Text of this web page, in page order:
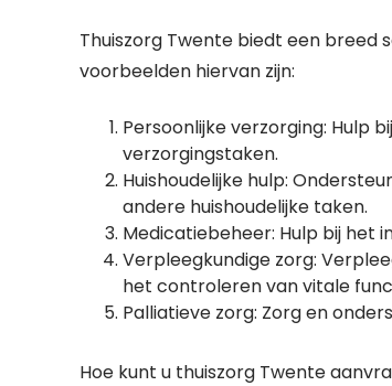
Thuiszorg Twente biedt een breed
voorbeelden hiervan zijn:
Persoonlijke verzorging: Hulp
verzorgingstaken.
Huishoudelijke hulp:
andere huishoudelijke taken.
Medicatiebeheer: Hulp bij het
Verpleegkundige zorg:
het controleren van vitale
Palliatieve zorg: Zorg en
Hoe kunt u thuiszorg Twente